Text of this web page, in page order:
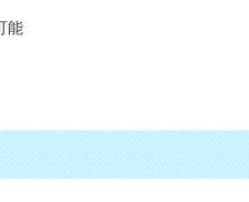
能